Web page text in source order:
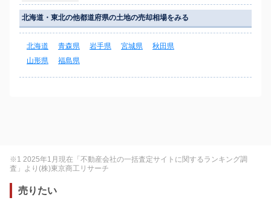
北海道・東北の他都道府県の土地の売却相場をみる
北海道 青森県 岩手県 宮城県
秋田県
山形県
福島県
※1 2025年1月現在「不動産会社の一括査定サイトに関するランキング調
査」より(株)東京商工リサーチ
売りたい